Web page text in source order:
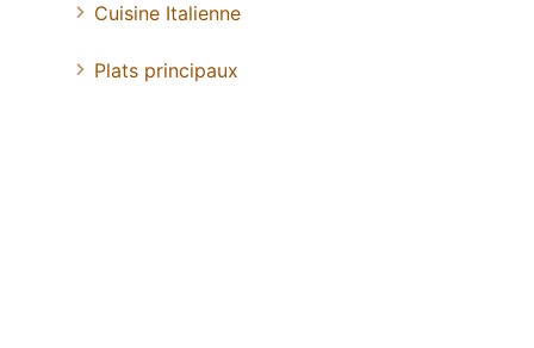
Cuisine Italienne
Plats principaux